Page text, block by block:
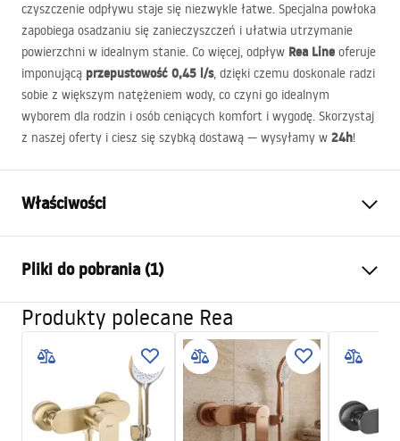
czyszczenie odpływu staje się niezwykle łatwe. Specjalna powłoka
zapobiega osadzaniu się zanieczyszczeń i ułatwia utrzymanie
powierzchni w idealnym stanie. Co więcej, odpływ Rea Line oferuje
imponującą przepustowość 0,45 l/s, dzięki czemu doskonale radzi
sobie z większym natężeniem wody, co czyni go idealnym
wyborem dla rodzin i osób ceniących komfort i wygodę. Skorzystaj
z naszej oferty i ciesz się szybką dostawą — wysyłamy w 24h!
Właściwości
Typ syfonu
Długość odpływu (cm)
12x12
Materiał odpływu
Stal nierdzewna AISI 304
Kolor
Stal szczotkowana
Przepustowość
0,45 l/s
Pliki do pobrania (1)
Instrukcja montażu
Produkty polecane Rea